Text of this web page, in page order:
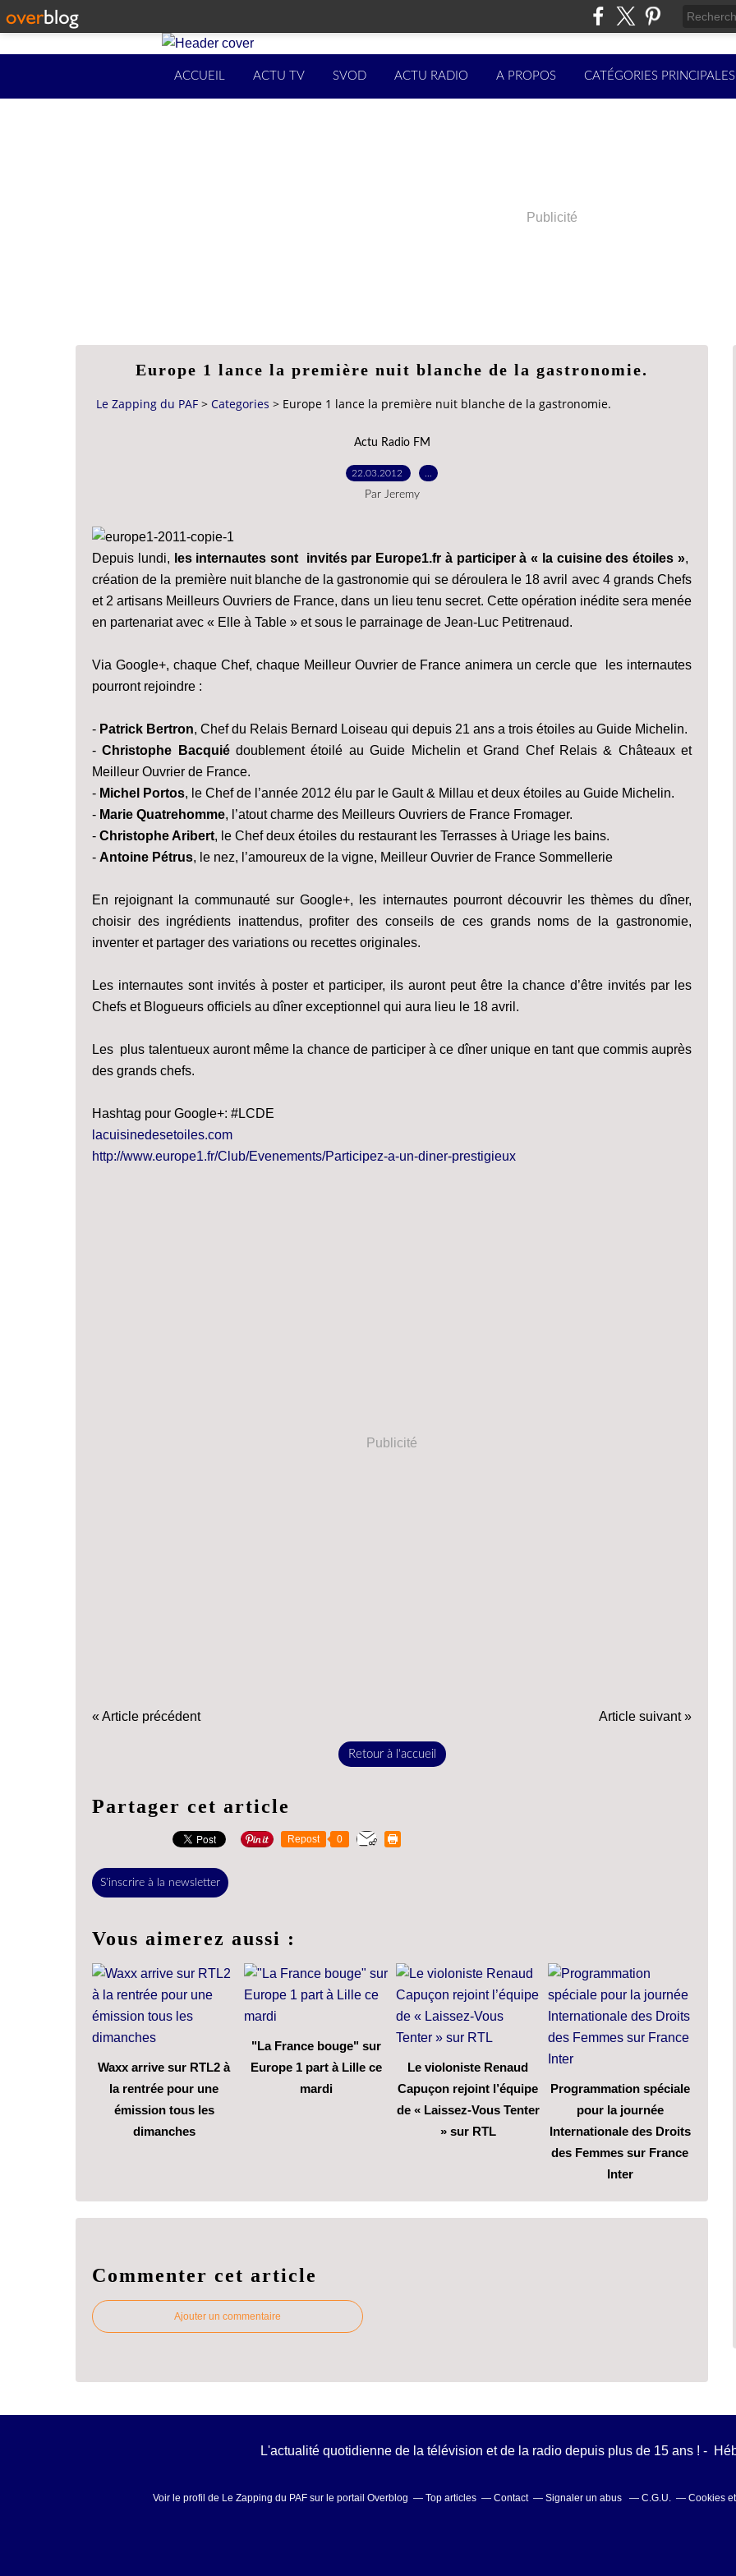
ACCUEIL ACTU TV SVOD ACTU RADIO A PROPOS CATÉGORIES PRINCIPALES
Publicité
Europe 1 lance la première nuit blanche de la gastronomie.
Le Zapping du PAF > Categories > Europe 1 lance la première nuit blanche de la gastronomie.
Actu Radio FM
22.03.2012
Par Jeremy
Depuis lundi, les internautes sont invités par Europe1.fr à participer à « la cuisine des étoiles »,
création de la première nuit blanche de la gastronomie qui se déroulera le 18 avril avec 4 grands Chefs
et 2 artisans Meilleurs Ouvriers de France, dans un lieu tenu secret. Cette opération inédite sera menée
en partenariat avec « Elle à Table » et sous le parrainage de Jean-Luc Petitrenaud.
Via Google+, chaque Chef, chaque Meilleur Ouvrier de France animera un cercle que les internautes
pourront rejoindre :
- Patrick Bertron, Chef du Relais Bernard Loiseau qui depuis 21 ans a trois étoiles au Guide Michelin.
-Christophe Bacquiédoublement étoilé au Guide Michelin et Grand Chef Relais & Châteaux et
Meilleur Ouvrier de France.
- Michel Portos, le Chef de l’année 2012 élu par le Gault & Millau et deux étoiles au Guide Michelin.
- Marie Quatrehomme, l’atout charme des Meilleurs Ouvriers de France Fromager.
- Christophe Aribert, le Chef deux étoiles du restaurant les Terrasses à Uriage les bains.
- Antoine Pétrus, le nez, l’amoureux de la vigne, Meilleur Ouvrier de France Sommellerie
En rejoignant la communauté sur Google+, les internautes pourront découvrir les thèmes du dîner,
choisir des ingrédients inattendus, profiter des conseils de ces grands noms de la gastronomie,
inventer et partager des variations ou recettes originales.
Les internautes sont invités à poster et participer, ils auront peut être la chance d’être invités par les
Chefs et Blogueurs officiels au dîner exceptionnel qui aura lieu le 18 avril.
Les plus talentueux auront même la chance de participer à ce dîner unique en tant que commis auprès
des grands chefs.
Hashtag pour Google+: #LCDE
lacuisinedesetoiles.com
http://www.europe1.fr/Club/Evenements/Participez-a-un-diner-prestigieux
Publicité
« Article précédent Article suivant »
Retour à l'accueil
Partager cet article
Repost 0
S'inscrire à la newsletter
Vous aimerez aussi :
Waxx arrive sur RTL2 à
la rentrée pour une
émission tous les
dimanches
"La France bouge" sur
Europe 1 part à Lille ce
mardi
Le violoniste Renaud
Capuçon rejoint l’équipe
de « Laissez-Vous Tenter
» sur RTL
Programmation spéciale
pour la journée
Internationale des Droits
des Femmes sur France
Inter
Commenter cet article
Ajouter un commentaire
L'actualité quotidienne de la télévision et de la radio depuis plus de 15 ans ! -
Voir le profil de Le Zapping du PAFsur le portail Overblog Top articles Contact Signaler un abus C.G.U. Cookies